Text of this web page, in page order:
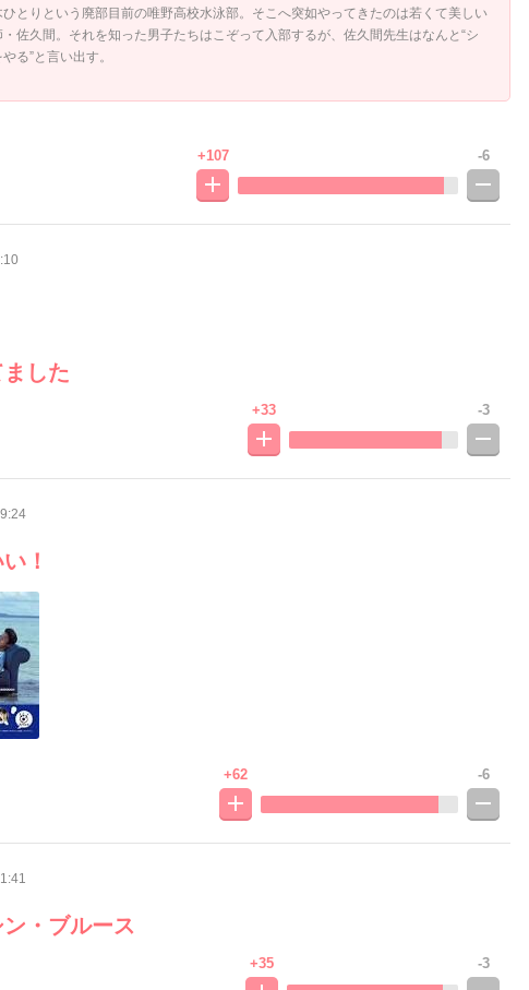
ひとりという廃部目前の唯野高校水泳部。そこへ突如やってきたのは若くて美しい
佐久間。それを知った男子たちはこぞって入部するが、佐久間先生はなんと“シ
る”と言い出す。
+107 -6
した
+33 -3
！
+62 -6
・ブルース
+35 -3